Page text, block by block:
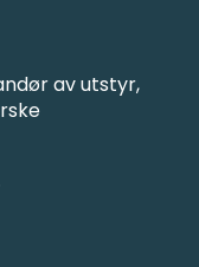
av utstyr,